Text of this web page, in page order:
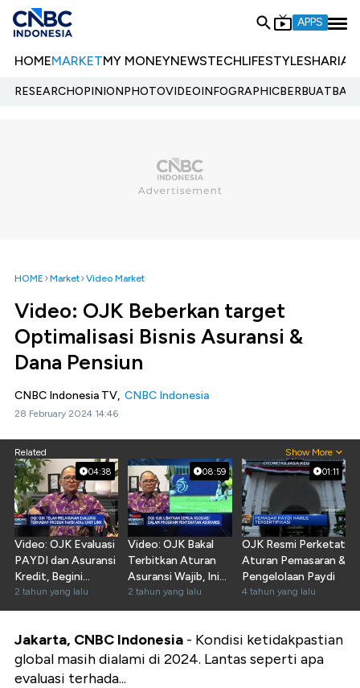
APPS
HOMEMARKETMY MONEYNEWSTECHLIFESTYLESHARIA
RESEARCHOPINIONPHOTOVIDEOINFOGRAPHIC
HOME Market Video Market
Video: OJK Beberkan target
Optimalisasi Bisnis Asuransi &
Dana Pensiun
CNBC Indonesia TV, CNBC Indonesia
28 February 2024 14:46
Related Show More
04:38
Video: OJK Evaluasi
PAYDI dan Asuransi
Kredit, Begini
Aturannya!
2 tahun yang lalu
08:59
Video: OJK Bakal
Terbitkan Aturan
Asuransi Wajib, Ini
Daftarnya!
2 tahun yang lalu
01:11
OJK Resmi Perketat
Aturan Pemasaran &
Pengelolaan Paydi
4 tahun yang lalu
Jakarta, CNBC Indonesia - Kondisi ketidakpastian
global masih dialami di 2024. Lantas seperti apa
evaluasi terhada...